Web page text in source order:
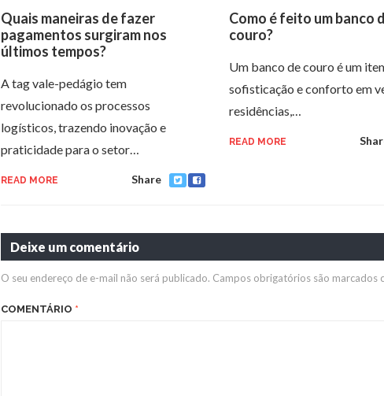
Quais maneiras de fazer
pagamentos surgiram nos
últimos tempos?
A tag vale-pedágio tem
revolucionado os processos
logísticos, trazendo inovação e
praticidade para o setor…
READ MORE Share
Como é feito um banco
couro?
Um banco de couro é um
sofisticação e conforto em
residências,…
READ MORE
Deixe um comentário
O seu endereço de e-mail não será publicado. Campos obrigatórios são marcados
COMENTÁRIO *